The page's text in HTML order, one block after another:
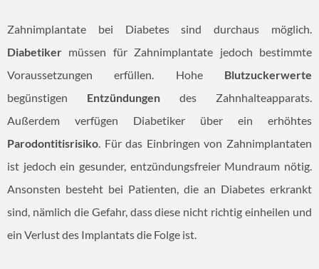
Zahnimplantate bei Diabetes sind durchaus möglich.
Diabetiker müssen für Zahnimplantate jedoch bestimmte
Voraussetzungen erfüllen. Hohe Blutzuckerwerte
begünstigen Entzündungen des Zahnhalteapparats.
Außerdem verfügen Diabetiker über ein erhöhtes
Parodontitisrisiko. Für das Einbringen von Zahnimplantaten
ist jedoch ein gesunder, entzündungsfreier Mundraum nötig.
Ansonsten besteht bei Patienten, die an Diabetes erkrankt
sind, nämlich die Gefahr, dass diese nicht richtig einheilen und
ein Verlust des Implantats die Folge ist.